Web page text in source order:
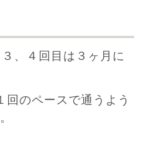
、４回目は３ヶ月に
回のペースで通うよう